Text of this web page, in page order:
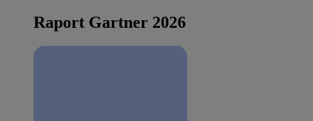
Raport Gartner 2026